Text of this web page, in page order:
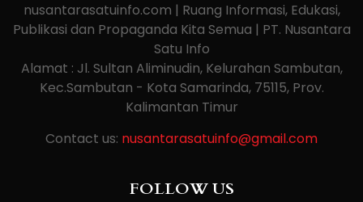
nusantarasatuinfo.com | Ruang Informasi, Edukasi,
Publikasi dan Propaganda Kita Semua | PT. Nusantara
Satu Info
Alamat : Jl. Sultan Aliminudin, Kelurahan Sambutan,
Kec.Sambutan - Kota Samarinda, 75115, Prov.
Kalimantan Timur
Contact us: nusantarasatuinfo@gmail.com
FOLLOW US